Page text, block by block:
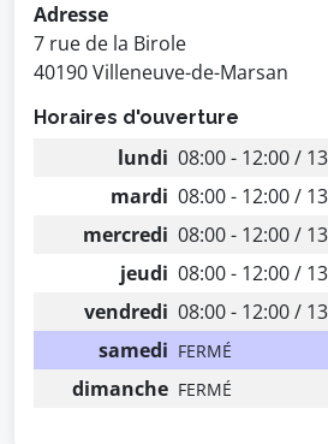
Adresse
7 rue de la Birole
40190 Villeneuve-de-Marsan
Horaires d'ouverture
lundi 08:00 - 12:00 /
mardi 08:00 - 12:00 /
mercredi 08:00 - 12:00 /
jeudi 08:00 - 12:00 /
vendredi 08:00 - 12:00 /
samedi FERMÉ
dimanche FERMÉ